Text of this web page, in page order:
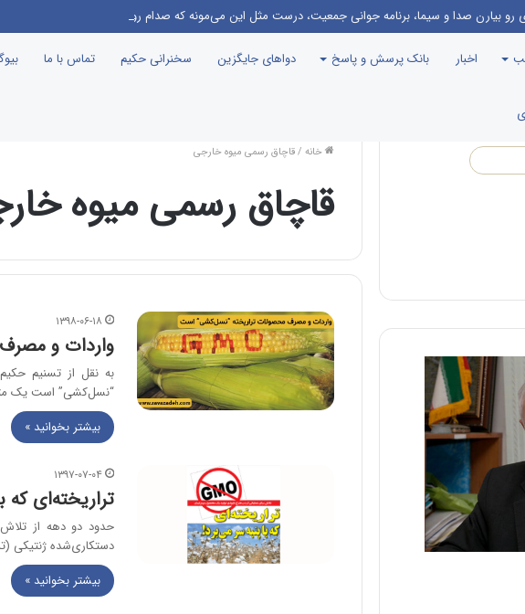
رو بیارن صدا‌ و سیما، برنامه جوانی جمعیت، درست مثل این می‌مونه که صدام رو دعوت کنن راهیان نور!
اخبار بانک پرسش و پاسخ دواهای جایگزین سخنرانی حکیم تماس با ما
خانه /قاچاق رسمی میوه خارجی
قاچاق رسمی میوه
۱۳۹۸-۰۶-۱۸
واردات و
به نقل از تسنیم
“نسل‌کشی” است
بیشتر بخوانید »
۱۳۹۷-۰۷-۰۴
تراریخته‌ای که
حدود دو دهه از تلاش
دستکاری‌شده ژنتیکی
بیشتر بخوانید »